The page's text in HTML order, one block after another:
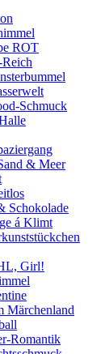
ROT
Schmuck
& Meer
Schokolade
á Klimt
Girl!
Märchenland
Romantik